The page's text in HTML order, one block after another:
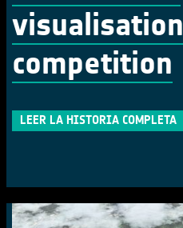
visualisation
competition
LEER LA HISTORIA COMPLETA